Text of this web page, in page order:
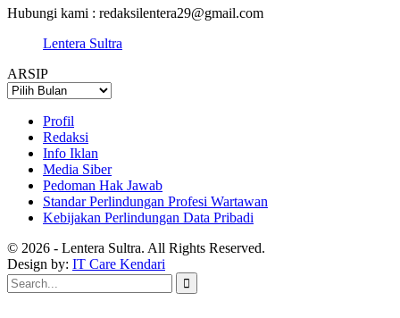
Hubungi kami : redaksilentera29@gmail.com
Lentera Sultra
ARSIP
ARSIP
Profil
Redaksi
Info Iklan
Media Siber
Pedoman Hak Jawab
Standar Perlindungan Profesi Wartawan
Kebijakan Perlindungan Data Pribadi
© 2026 - Lentera Sultra. All Rights Reserved.
Design by: IT Care Kendari